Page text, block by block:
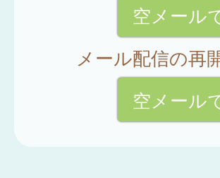
空メール
メール配信の再
空メール